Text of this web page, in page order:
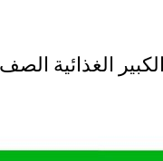
الغذائية الصف